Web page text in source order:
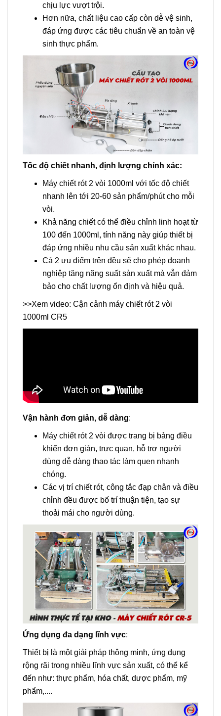
chịu lực vượt trội.
Hơn nữa, chất liệu cao cấp còn dễ vệ sinh,
đáp ứng được các tiêu chuẩn về an toàn vệ
sinh thực phẩm.
Tốc độ chiết nhanh, định lượng chính xác:
Máy chiết rót 2 vòi 1000ml với tốc độ chiết
nhanh lên tới 20-60 sản phẩm/phút cho mỗi
vòi.
Khả năng chiết có thể điều chỉnh linh hoạt từ
100 đến 1000ml, tính năng này giúp thiết bị
đáp ứng nhiều nhu cầu sản xuất khác nhau.
Cả 2 ưu điểm trên đều sẽ cho phép doanh
nghiệp tăng năng suất sản xuất mà vẫn đảm
bảo cho chất lượng ổn định và hiệu quả.
>>Xem video: Cận cảnh máy chiết rót 2 vòi
1000ml CR5
Vận hành đơn giản, dễ dàng:
Máy chiết rót 2 vòi được trang bị bảng điều
khiển đơn giản, trực quan, hỗ trợ người
dùng dễ dàng thao tác làm quen nhanh
chóng.
Các vị trí chiết rót, công tắc đạp chân và điều
chỉnh đều được bố trí thuận tiện, tạo sự
thoải mái cho người dùng.
Ứng dụng đa dạng lĩnh vực:
Thiết bị là một giải pháp thông minh, ứng dụng
rộng rãi trong nhiều lĩnh vực sản xuất, có thể kể
đến như: thực phẩm, hóa chất, dược phẩm, mỹ
phẩm,....